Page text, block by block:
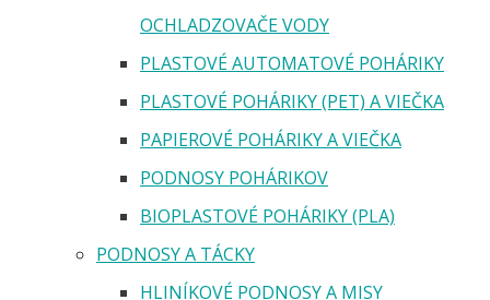
OCHLADZOVAČE VODY
PLASTOVÉ AUTOMATOVÉ POHÁRIKY
PLASTOVÉ POHÁRIKY (PET) A VIEČKA
PAPIEROVÉ POHÁRIKY A VIEČKA
PODNOSY POHÁRIKOV
BIOPLASTOVÉ POHÁRIKY (PLA)
PODNOSY A TÁCKY
HLINÍKOVÉ PODNOSY A MISY